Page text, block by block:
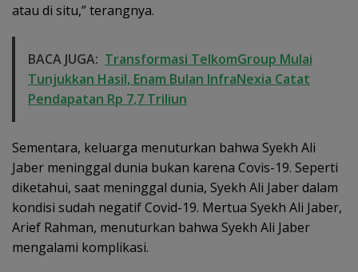
atau di situ,” terangnya.
BACA JUGA: Transformasi TelkomGroup Mulai
Tunjukkan Hasil, Enam Bulan InfraNexia Catat
Pendapatan Rp 7,7 Triliun
Sementara, keluarga menuturkan bahwa Syekh Ali
Jaber meninggal dunia bukan karena Covis-19. Seperti
diketahui, saat meninggal dunia, Syekh Ali Jaber dalam
kondisi sudah negatif Covid-19. Mertua Syekh Ali Jaber,
Arief Rahman, menuturkan bahwa Syekh Ali Jaber
mengalami komplikasi.